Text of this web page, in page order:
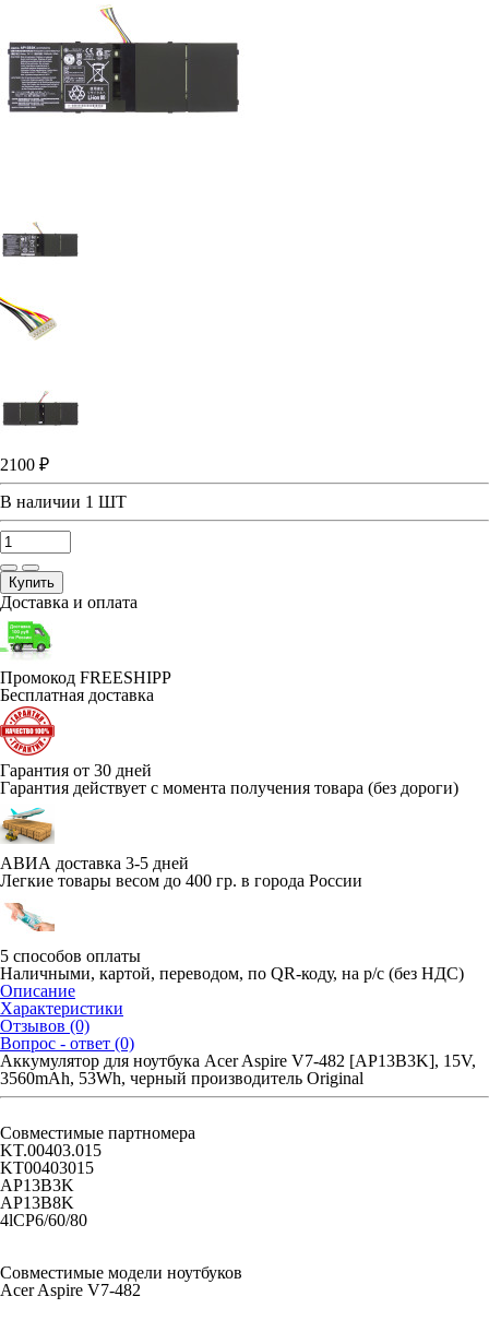
2100 ₽
В наличии 1 ШТ
Купить
Доставка и оплата
Промокод FREESHIPP
Бесплатная доставка
Гарантия от 30 дней
Гарантия действует с момента получения товара (без дороги)
АВИА доставка 3-5 дней
Легкие товары весом до 400 гр. в города России
5 способов оплаты
Наличными, картой, переводом, по QR-коду, на р/с (без НДС)
Описание
Характеристики
Отзывов (0)
Вопрос - ответ (0)
Аккумулятор для ноутбука Acer Aspire V7-482 [AP13B3K], 15V,
3560mAh, 53Wh, черный производитель Original
Совместимые партномера
KT.00403.015
KT00403015
AP13B3K
AP13B8K
4lCP6/60/80
Совместимые модели ноутбуков
Acer Aspire V7-482